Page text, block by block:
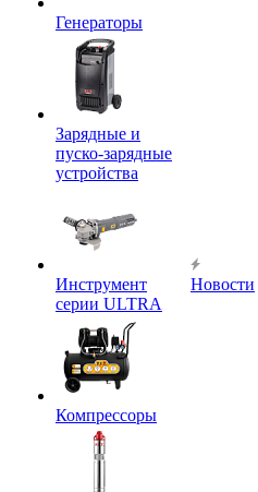
Генераторы
Зарядные и
пуско-зарядные
устройства
Инструмент
серии ULTRA
Компрессоры
Новости